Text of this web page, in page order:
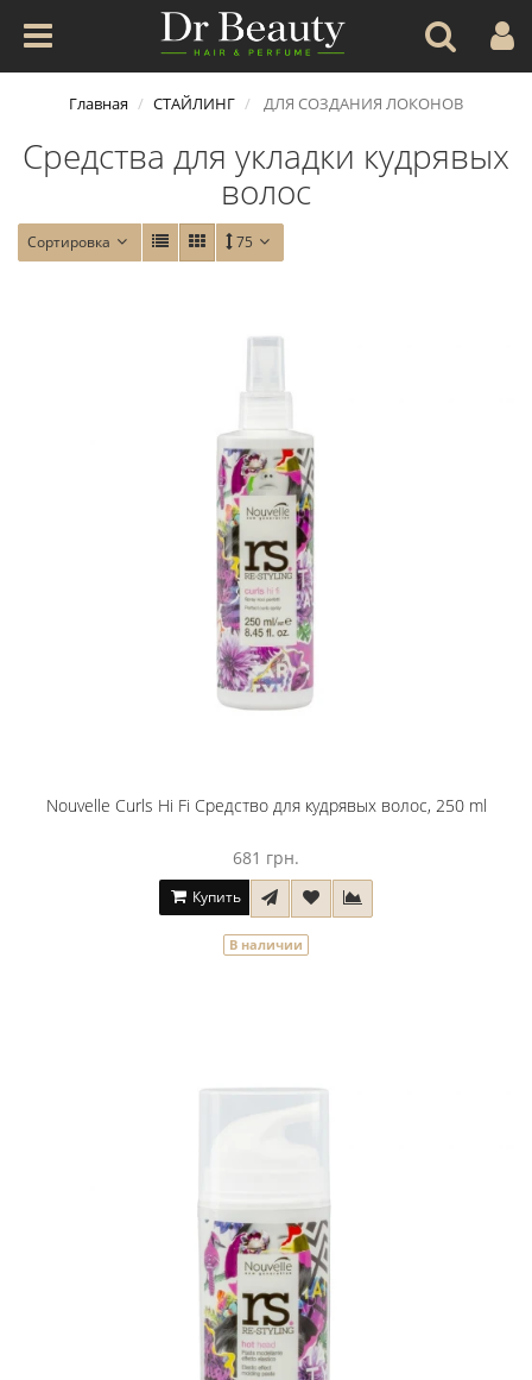
Главная СТАЙЛИНГ ДЛЯ СОЗДАНИЯ ЛОКОНОВ
Средства для укладки кудрявых
волос
Сортировка 75
Nouvelle Curls Hi Fi Средство для кудрявых волос, 250 ml
681 грн.
Купить
В наличии